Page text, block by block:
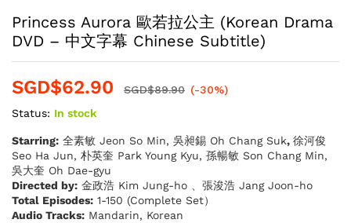
Princess Aurora 歐若拉公主 (Korean Drama
DVD – 中文字幕 Chinese Subtitle)
SGD$62.90 SGD$89.90 (-30%)
Status: In stock
Starring: 全素敏 Jeon So Min, 吳昶錫 Oh Chang Suk, 徐河俊
Seo Ha Jun, 朴英奎 Park Young Kyu, 孫暢敏 Son Chang Min,
吳大奎 Oh Dae-gyu
Directed by: 金政浩 Kim Jung-ho 、張浚浩 Jang Joon-ho
Total Episodes: 1-150 (Complete Set）
Audio Tracks: Mandarin, Korean